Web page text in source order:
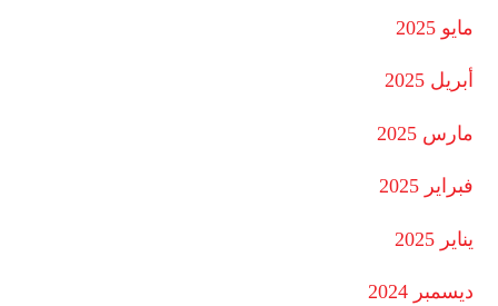
مايو 2025
أبريل 2025
مارس 2025
فبراير 2025
يناير 2025
ديسمبر 2024